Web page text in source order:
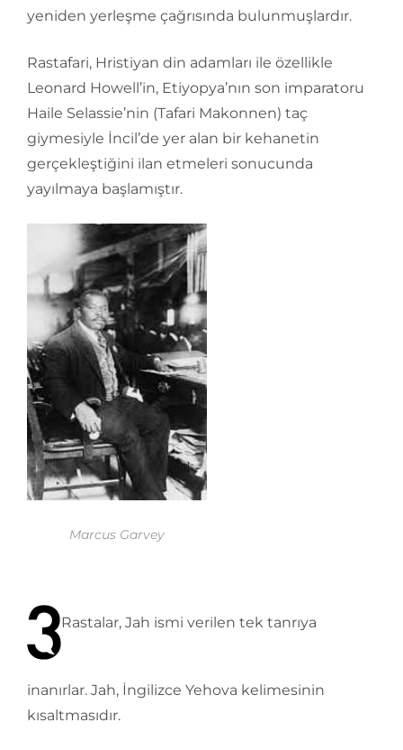
yeniden yerleşme çağrısında bulunmuşlardır.
Rastafari, Hristiyan din adamları ile özellikle
Leonard Howell’in, Etiyopya’nın son imparatoru
Haile Selassie’nin (Tafari Makonnen) taç
giymesiyle İncil’de yer alan bir kehanetin
gerçekleştiğini ilan etmeleri sonucunda
yayılmaya başlamıştır.
Marcus Garvey
Rastalar, Jah ismi verilen tek tanrıya
inanırlar. Jah, İngilizce Yehova kelimesinin
kısaltmasıdır.